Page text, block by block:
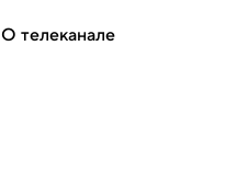
О телеканале